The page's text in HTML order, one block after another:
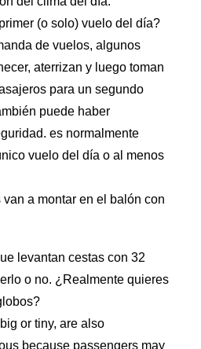
(o solo) vuelo del día?
de vuelos, algunos
aterrizan y luego toman
para un segundo
puede haber
es normalmente
vuelo del día o al menos
a montar en el balón con
levantan cestas con 32
o no. ¿Realmente quieres
or tiny, are also
because passengers may